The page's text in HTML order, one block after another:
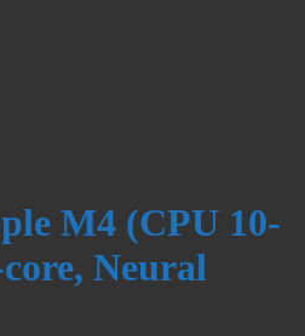
M4 (CPU 10-
Neural